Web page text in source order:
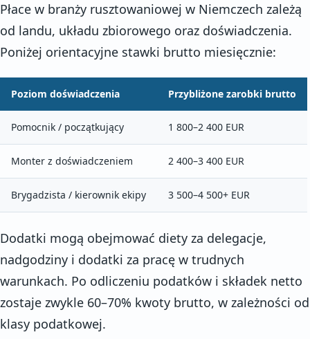
Płace w branży rusztowaniowej w Niemczech zależą
od landu, układu zbiorowego oraz doświadczenia.
Poniżej orientacyjne stawki brutto miesięcznie:
Poziom doświadczenia Przybliżone zarobki brutto
Pomocnik / początkujący 1 800–2 400 EUR
Monter z doświadczeniem 2 400–3 400 EUR
Brygadzista / kierownik ekipy 3 500–4 500+ EUR
Dodatki mogą obejmować diety za delegacje,
nadgodziny i dodatki za pracę w trudnych
warunkach. Po odliczeniu podatków i składek netto
zostaje zwykle 60–70% kwoty brutto, w zależności od
klasy podatkowej.